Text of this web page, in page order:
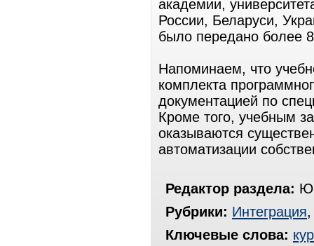
академии,
России, Беларуси,
было передано более
Напоминаем, что
комплекта
документацией по
Кроме того, учебным
оказываются
автоматизации
Редактор раздела:
Рубрики: Интеграция
Ключевые слова: